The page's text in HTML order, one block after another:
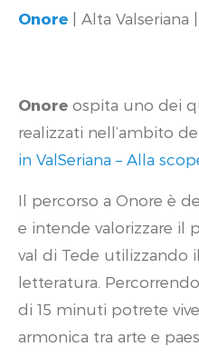
Onore | Alta Valseriana |
Onore ospita uno dei
realizzati nell’ambito
in ValSeriana – Alla
Il percorso a Onore è
e intende valorizzare il
val di Tede utilizzando
letteratura.
di 15 minuti potrete
armonica tra arte e